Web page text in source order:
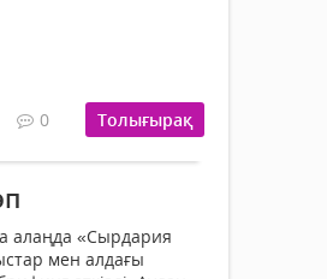
0 Толығырақ
алаңда «Сырдария
мен алдағы